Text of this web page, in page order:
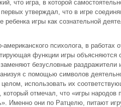
что игра, в которой
утверждал, что в игре
игры как сознательной
психолога, в работах
функции игры объясняются
безусловные раздражители
с помощью символов
использовать их
отмечал, что «игры народов
Именно они по Ратцелю, питают